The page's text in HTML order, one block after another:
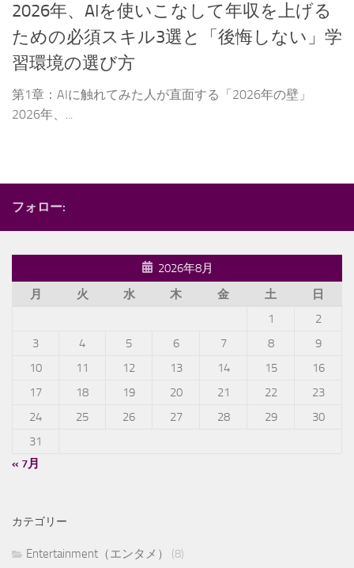
2026年、AIを使いこなして年収を上げる
ための必須スキル3選と「後悔しない」学
習環境の選び方
第1章：AIに触れてみた人が直面する「2026年の壁」
2026年、...
フォロー:
2026年8月
月
火 水 木 金 土
日
1
2
3
4 5 6 7 8
9
10
11 12 13 14 15
16
17
18 19 20 21 22
23
24
25 26 27 28 29
30
31
« 7月
カテゴリー
Entertainment（エンタメ） (8)